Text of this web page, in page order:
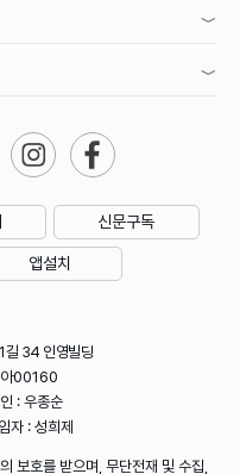
신문구독
앱설치
길 34 인영빌딩
00160
: 우종순
자 : 성희제
보호를 받으며, 무단전재 및 수집,